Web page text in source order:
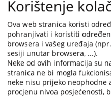
calendar
select
a
date.
Press
the
question
a
date.
the
Korištenje
Ova web stranica koristi
pohranjivati i koristiti
browsera i vašeg uređaja
sesiji unutar browsera, ...).
Neke od ovih informacija su
stranica ne bi mogla
neke nisu prijeko neophodne
procjenu nivoa posjećenosti,